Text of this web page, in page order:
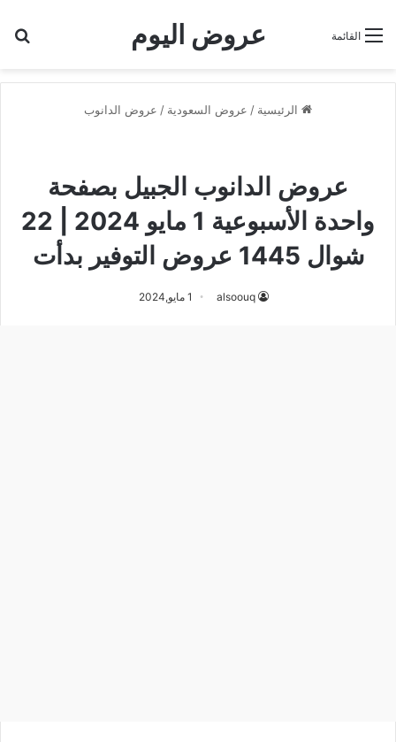
عروض اليوم القائمة
الرئيسية / عروض السعودية / عروض الدانوب
عروض الدانوب الجبيل بصفحة
واحدة الأسبوعية 1 مايو 2024 | 22
شوال 1445 عروض التوفير بدأت
alsoouq 1 مايو,2024